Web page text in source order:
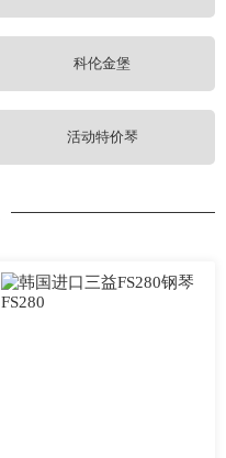
科伦金堡
活动特价琴